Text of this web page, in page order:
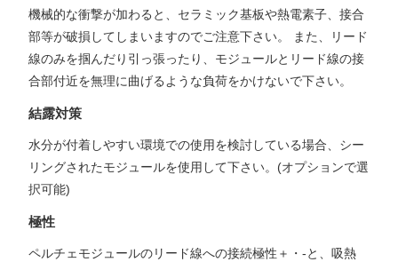
機械的な衝撃が加わると、セラミック基板や熱電素子、接合
部等が破損してしまいますのでご注意下さい。 また、リード
線のみを掴んだり引っ張ったり、モジュールとリード線の接
合部付近を無理に曲げるような負荷をかけないで下さい。
結露対策
水分が付着しやすい環境での使用を検討している場合、シー
リングされたモジュールを使用して下さい。(オプションで選
択可能)
極性
ペルチェモジュールのリード線への接続極性＋・-と、吸熱